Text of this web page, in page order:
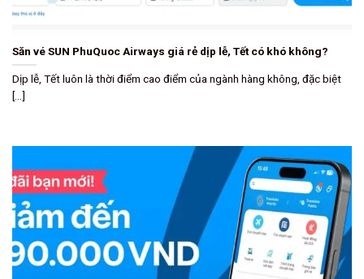
Săn vé SUN PhuQuoc Airways giá rẻ dịp lễ, Tết có khó không?
Dịp lễ, Tết luôn là thời điểm cao điểm của ngành hàng không, đặc biệt
[...]